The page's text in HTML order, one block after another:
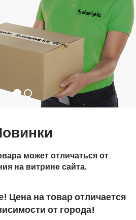
может отличаться от
на витрине сайта.
на товар отличается
от города!